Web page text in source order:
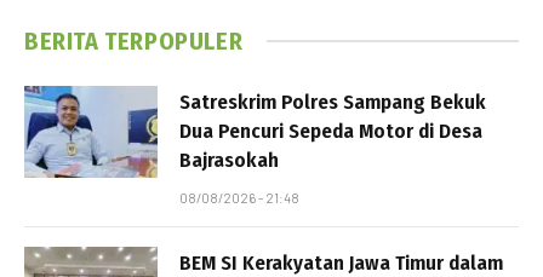
BERITA TERPOPULER
Satreskrim Polres Sampang Bekuk
Dua Pencuri Sepeda Motor di Desa
Bajrasokah
08/08/2026 - 21:48
BEM SI Kerakyatan Jawa Timur dalam